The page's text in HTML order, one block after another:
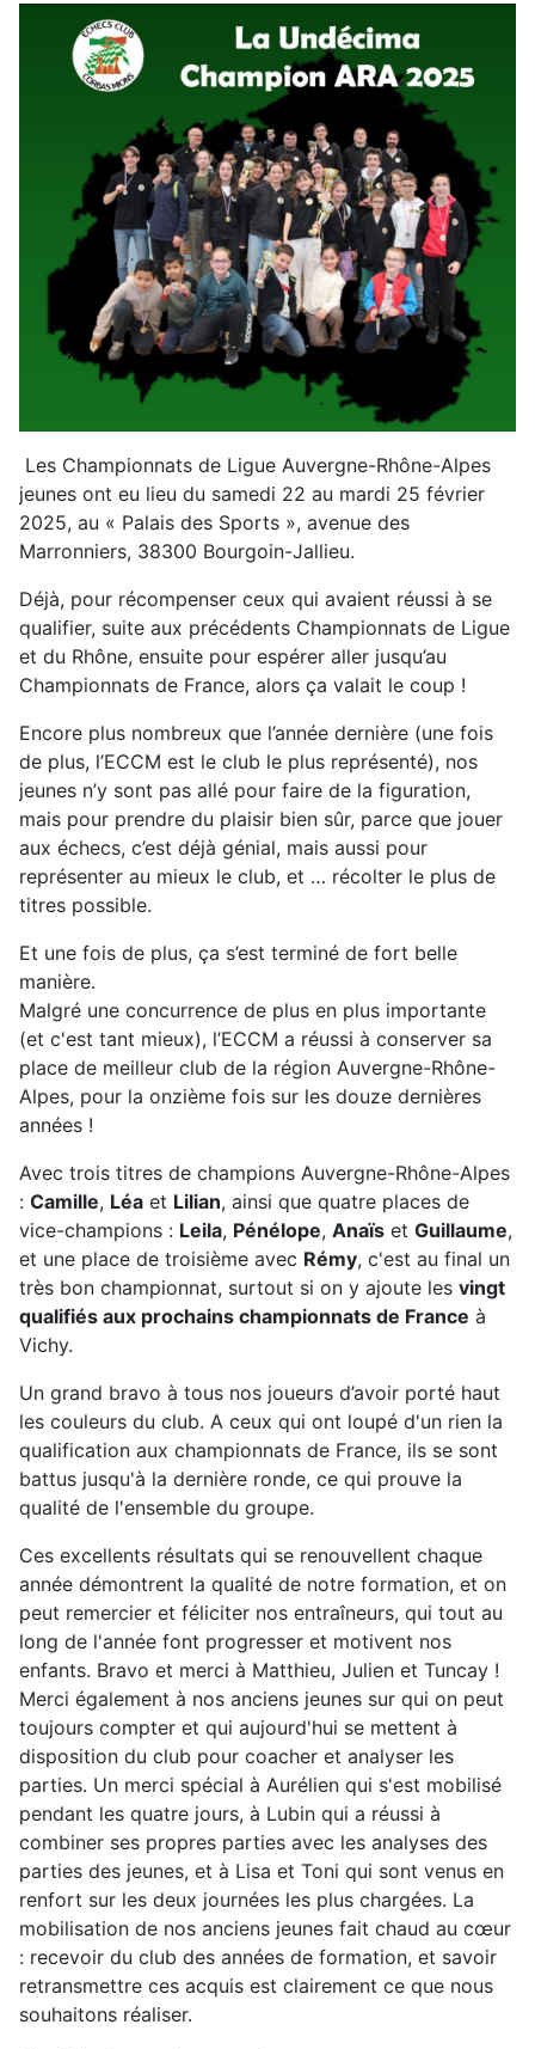
Les Championnats de Ligue Auvergne-Rhône-Alpes
jeunes ont eu lieu du samedi 22 au mardi 25 février
2025, au « Palais des Sports », avenue des
Marronniers, 38300 Bourgoin-Jallieu.
Déjà, pour récompenser ceux qui avaient réussi à se
qualifier, suite aux précédents Championnats de Ligue
et du Rhône, ensuite pour espérer aller jusqu’au
Championnats de France, alors ça valait le coup !
Encore plus nombreux que l’année dernière (une fois
de plus, l’ECCM est le club le plus représenté), nos
jeunes n’y sont pas allé pour faire de la figuration,
mais pour prendre du plaisir bien sûr, parce que jouer
aux échecs, c’est déjà génial, mais aussi pour
représenter au mieux le club, et … récolter le plus de
titres possible.
Et une fois de plus, ça s’est terminé de fort belle
manière.
Malgré une concurrence de plus en plus importante
(et c'est tant mieux), l’ECCM a réussi à conserver sa
place de meilleur club de la région Auvergne-Rhône-
Alpes, pour la onzième fois sur les douze dernières
années !
Avec trois titres de champions Auvergne-Rhône-Alpes
: Camille, Léa et Lilian, ainsi que quatre places de
vice-champions : Leila, Pénélope, Anaïs et Guillaume,
et une place de troisième avec Rémy, c'est au final un
très bon championnat, surtout si on y ajoute les vingt
qualifiés aux prochains championnats de France à
Vichy.
Un grand bravo à tous nos joueurs d’avoir porté haut
les couleurs du club. A ceux qui ont loupé d'un rien la
qualification aux championnats de France, ils se sont
battus jusqu'à la dernière ronde, ce qui prouve la
qualité de l'ensemble du groupe.
Ces excellents résultats qui se renouvellent chaque
année démontrent la qualité de notre formation, et on
peut remercier et féliciter nos entraîneurs, qui tout au
long de l'année font progresser et motivent nos
enfants. Bravo et merci à Matthieu, Julien et Tuncay !
Merci également à nos anciens jeunes sur qui on peut
toujours compter et qui aujourd'hui se mettent à
disposition du club pour coacher et analyser les
parties. Un merci spécial à Aurélien qui s'est mobilisé
pendant les quatre jours, à Lubin qui a réussi à
combiner ses propres parties avec les analyses des
parties des jeunes, et à Lisa et Toni qui sont venus en
renfort sur les deux journées les plus chargées. La
mobilisation de nos anciens jeunes fait chaud au cœur
: recevoir du club des années de formation, et savoir
retransmettre ces acquis est clairement ce que nous
souhaitons réaliser.